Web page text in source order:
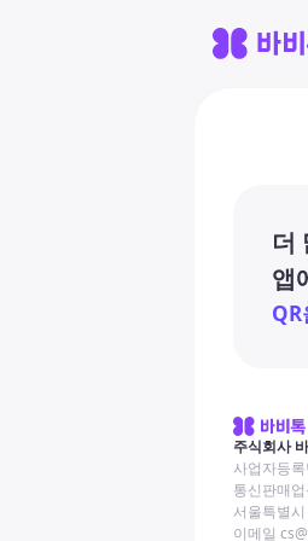
더
앱
주식회사
사업자등
통신판매
서울특별
이메일